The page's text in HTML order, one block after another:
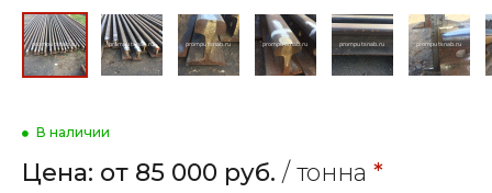
В наличии
Цена: от 85 000 руб. / тонна *